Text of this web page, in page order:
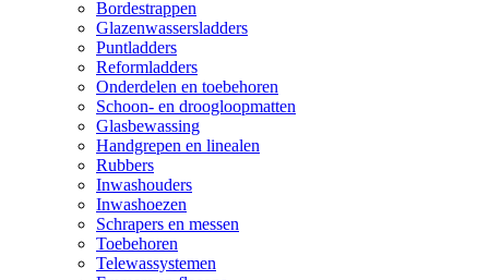
Bordestrappen
Glazenwassersladders
Puntladders
Reformladders
Onderdelen en toebehoren
Schoon- en droogloopmatten
Glasbewassing
Handgrepen en linealen
Rubbers
Inwashouders
Inwashoezen
Schrapers en messen
Toebehoren
Telewassystemen